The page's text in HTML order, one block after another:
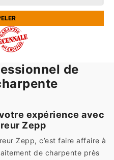
de
expérience avec
Zepp
Zepp, c’est faire affaire à
de charpente près